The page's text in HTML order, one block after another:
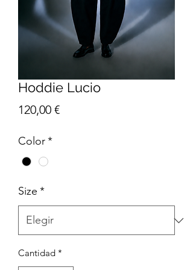
Hoddie Lucio
120,00 €Precio
Color*
Size *
Cantidad *